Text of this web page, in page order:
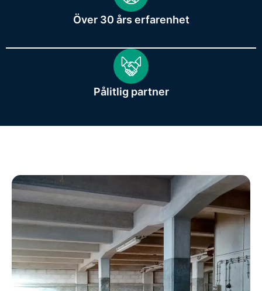
Över 30 års erfarenhet
Pålitlig partner